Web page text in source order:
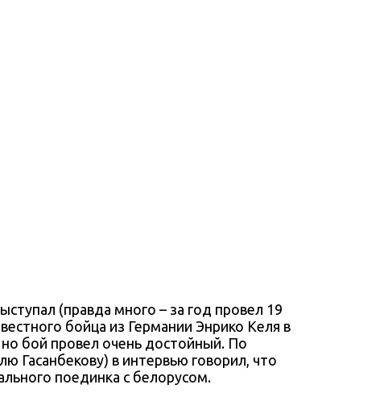
(правда много – за год провел 19
бойца из Германии Энрико Келя в
бой провел очень достойный. По
Гасанбекову) в интервью говорил, что
поединка с белорусом.